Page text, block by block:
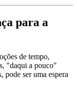
para a
de tempo,
"daqui a pouco"
pode ser uma espera